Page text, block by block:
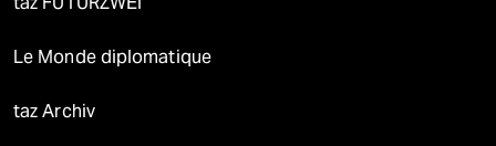
Le Monde diplomatique
taz Archiv